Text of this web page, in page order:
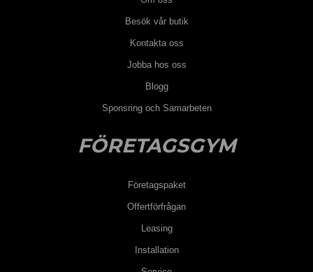
Besök vår butik
Kontakta oss
Jobba hos oss
Blogg
Sponsring och Samarbeten
FÖRETAGSGYM
Företagspaket
Offertförfrågan
Leasing
Installation